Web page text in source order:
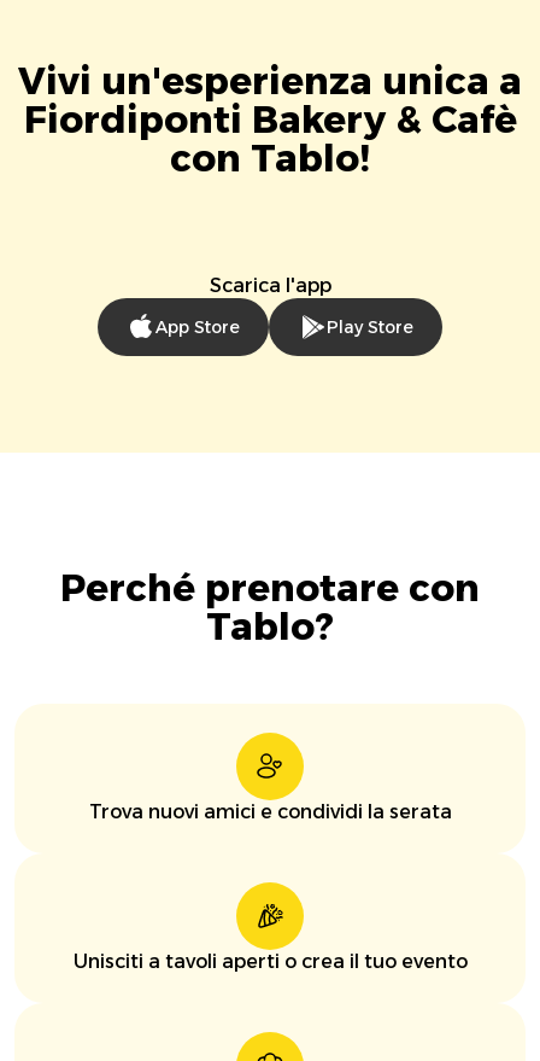
Vivi un'esperienza unica a
Fiordiponti Bakery & Cafè
con Tablo!
Scarica l'app
App Store Play Store
Perché prenotare con
Tablo?
Trova nuovi amici e condividi la serata
Unisciti a tavoli aperti o crea il tuo evento